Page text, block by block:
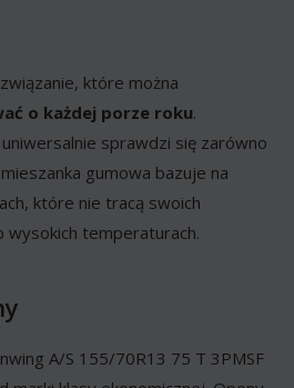
które można
o każdej porze roku.
sprawdzi się zarówno
gumowa bazuje na
które nie tracą swoich
wysokich temperaturach.
A/S 155/70R13 75 T 3PMSF